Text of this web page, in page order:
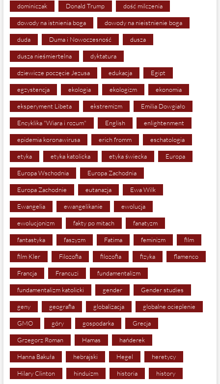
dominiczak Donald Trump dość milczenia
dowody na istnienia boga dowody na nieistnienie boga
duda Duma i Nowoczesność dusza
dusza nieśmiertelna dyktatura
dziewicze poczęcie Jezusa edukacja Egipt
egzystencja ekologia ekologizm ekonomia
eksperyment Libeta ekstremizm Emilia Dowgiało
Encyklika "Wiara i rozum" English enlightenment
epidemia koronawirusa erich fromm eschatologia
etyka etyka katolicka etyka świecka Europa
Europa Wschodnia Europa Zachodnia
Europa Zachodnie eutanazja Ewa Wilk
Ewangelia ewangelikanie ewolucja
ewolucjonizm fakty po mitach fanatyzm
fantastyka faszyzm Fatima feminizm film
film Kler Filozofia filozofia fizyka flamenco
Francja Francuzi fundamentalizm
fundamentalizm katolicki gender Gender studies
geny geografia globalizacja globalne ocieplenie
GMO góry gospodarka Grecja
Grzegorz Roman Hamas hańderek
Hanna Bakuła hebrajski Hegel heretycy
Hilary Clinton hinduizm historia history